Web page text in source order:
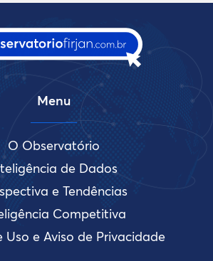
Menu
O Observatório
de Dados
e Tendências
Competitiva
Uso e Aviso de Privacidade